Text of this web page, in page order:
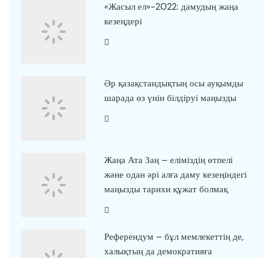
«Жасыл ел»-2022: дамудың жаңа
кезеңдері
Әр қазақстандықтың осы ауқымды
шарада өз үнін білдіруі маңызды
Жаңа Ата Заң – еліміздің өтпелі
және одан әрі алға даму кезеңіндегі
маңызды тарихи құжат болмақ
Референдум – бұл мемлекеттің де,
халықтың да демократияға